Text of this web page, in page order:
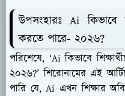
উপসংহারঃ Ai কিভাবে
করতে পারে- ২০২৬?
পরিশেষে, ‘Ai কিভাবে
২০২৬?’ শিরোনামের এই
পারি যে, Ai এখন শিক্ষার